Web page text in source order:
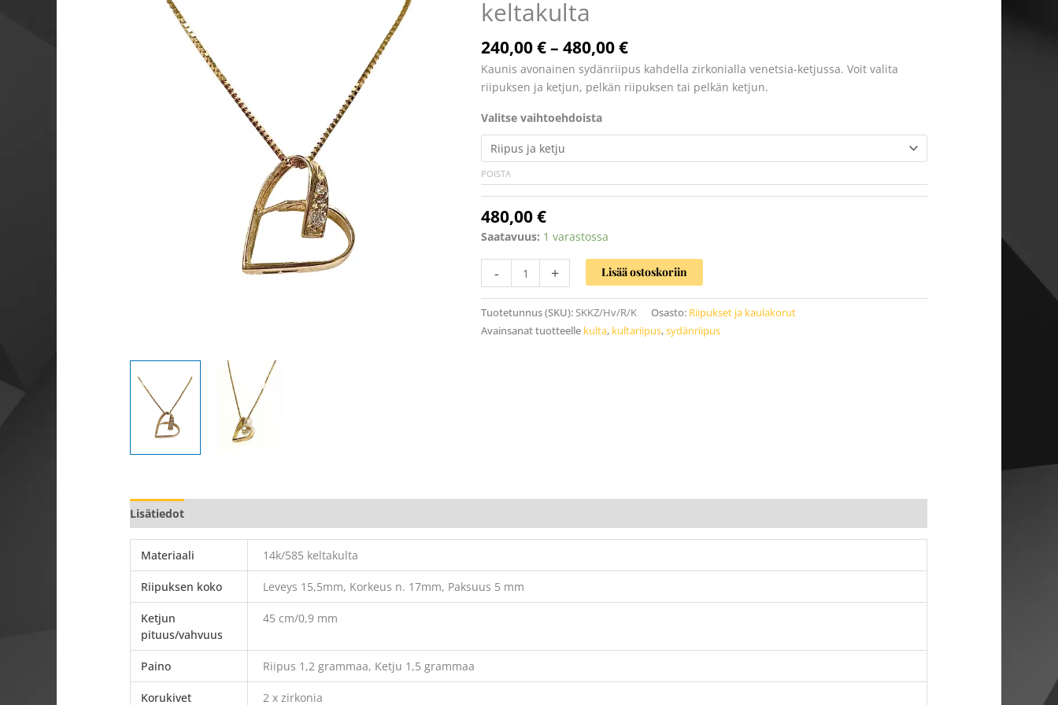
keltakulta
240,00€– 480,00€
Kaunis avonainen sydänriipus kahdella zirkonialla venetsia-ketjussa. Voit valita
riipuksen ja ketjun, pelkän riipuksen tai pelkän ketjun.
Valitse vaihtoehdoista
POISTA
480,00€
Saatavuus: 1 varastossa
-
ketju
14
k
keltakulta
määrä
+ Lisää ostoskoriin
Tuotetunnus (SKU):SKKZ/Hv/R/K Osasto: Riipukset ja kaulakorut
Avainsanat tuotteelle kulta, kultariipus,sydänriipus
Lisätiedot
Materiaali 14k/585 keltakulta
Riipuksen koko Leveys 15,5mm, Korkeus n. 17mm, Paksuus 5 mm
Ketjun
pituus/vahvuus
45 cm/0,9 mm
Paino Riipus 1,2 grammaa, Ketju 1,5 grammaa
Korukivet 2 x zirkonia